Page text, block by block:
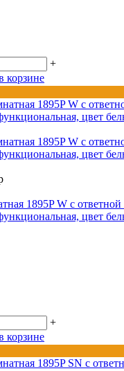
+
корзине
1895P W с ответной
цвет
+
корзине